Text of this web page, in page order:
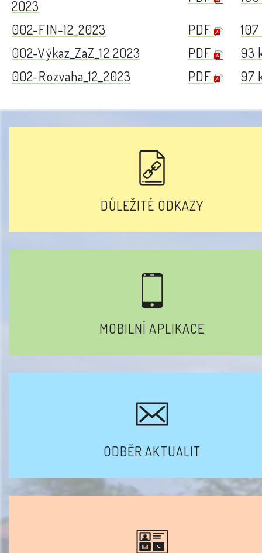
2023
002-FIN-12_2023
PDF
002-Výkaz_ZaZ_12 2023
PDF
93
002-Rozvaha_12_2023
PDF 97
DŮLEŽITÉ ODKAZY
MOBILNÍ APLIKACE
ODBĚR AKTUALIT